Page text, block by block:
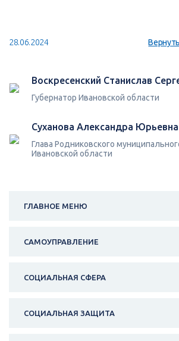
28.06.2024
Воскресенский Станислав
Губернатор Ивановской области
Суханова Александра Юрьевна
Глава Родниковского
Ивановской области
ГЛАВНОЕ МЕНЮ
САМОУПРАВЛЕНИЕ
СОЦИАЛЬНАЯ СФЕРА
СОЦИАЛЬНАЯ ЗАЩИТА